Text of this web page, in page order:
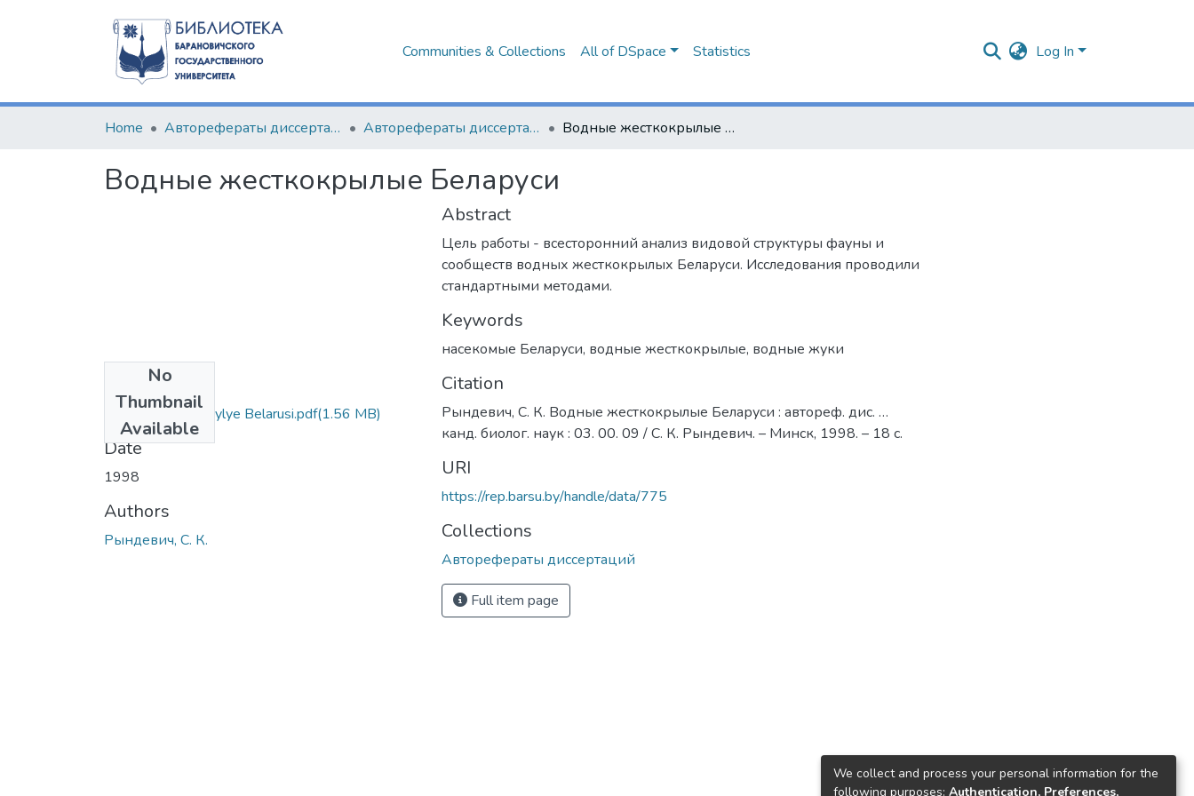
Communities & Collections All of DSpace Statistics Log In
Home Авторефераты диссертаций Авторефераты диссертаций Водные жесткокрылые Беларуси
Водные жесткокрылые Беларуси
No
Thumbnail
Available
Vodnye zhestkokrylye Belarusi.pdf(1.56 MB)
Date
1998
Authors
Рындевич, С. К.
Abstract
Цель работы - всесторонний анализ видовой структуры фауны и
сообществ водных жесткокрылых Беларуси. Исследования проводили
стандартными методами.
Keywords
насекомые Беларуси, водные жесткокрылые, водные жуки
Citation
Рындевич, С. К. Водные жесткокрылые Беларуси : автореф. дис. …
канд. биолог. наук : 03. 00. 09 / С. К. Рындевич. – Минск, 1998. – 18 с.
URI
https://rep.barsu.by/handle/data/775
Collections
Авторефераты диссертаций
Full item page
We collect and process your personal information for the
following purposes: Authentication, Preferences,